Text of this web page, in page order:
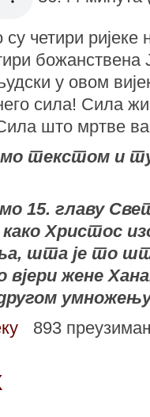
четири ријеке
божанствена
у овом
сила! Сила
што мртве
текстом и
15. главу
Христос
шта је то
жене
893